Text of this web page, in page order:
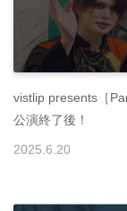
vistlip presents［
公演終了後！
2025 6 20